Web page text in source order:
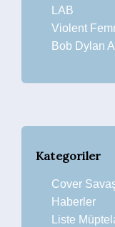
LAB
Violent
Bob Dylan
Kategoriler
Cover
Haberler
Liste